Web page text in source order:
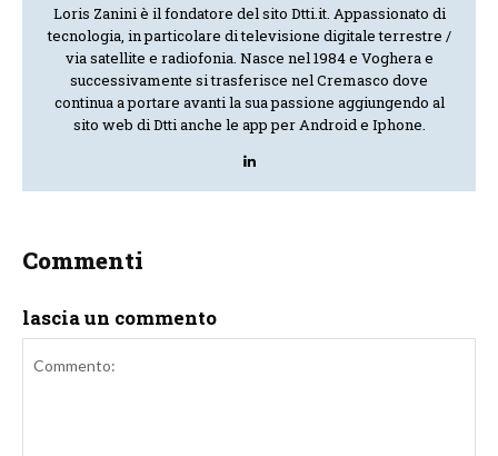
Loris Zanini è il fondatore del sito Dtti.it. Appassionato di
tecnologia, in particolare di televisione digitale terrestre /
via satellite e radiofonia. Nasce nel 1984 e Voghera e
successivamente si trasferisce nel Cremasco dove
continua a portare avanti la sua passione aggiungendo al
sito web di Dtti anche le app per Android e Iphone.
Commenti
lascia un commento